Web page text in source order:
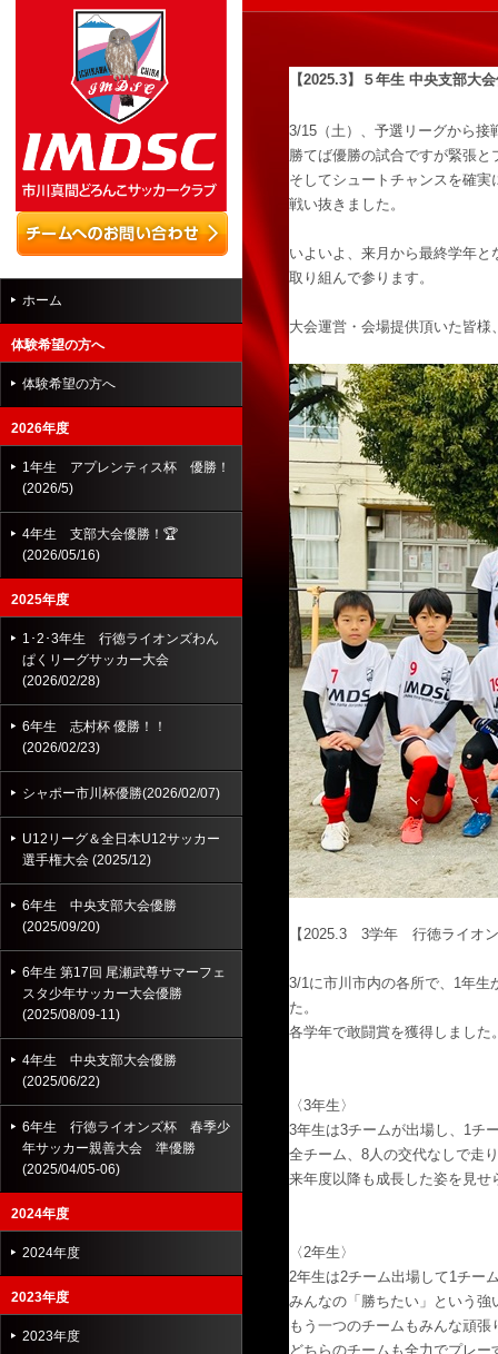
【2025.3】 ５年生 中央支部大
3/15（土）、予選リーグから接
勝てば優勝の試合ですが緊張
そしてシュートチャンスを確
戦い抜きました。
いよいよ、来月から最終学年
取り組んで参ります。
大会運営・会場提供頂いた皆
【2025.3 3学年 行徳ライオ
3/1に市川市内の各所で、1年生
た。
各学年で敢闘賞を獲得しました
〈3年生〉
3年生は3チームが出場し、1チ
全チーム、8人の交代なしで走
来年度以降も成長した姿を見
〈2年生〉
2年生は2チーム出場して1チー
みんなの「勝ちたい」という
もう一つのチームもみんな頑
どちらのチームも全力でプレ
ホーム
体験希望の方へ
体験希望の方へ
2026年度
1年生 アプレンティス杯 優勝！
(2026/5)
4年生 支部大会優勝！🏆
(2026/05/16)
2025年度
1･2･3年生 行徳ライオンズわん
ぱくリーグサッカー大会
(2026/02/28)
6年生 志村杯 優勝！！
(2026/02/23)
シャポー市川杯優勝(2026/02/07)
U12リーグ＆全日本U12サッカー
選手権大会 (2025/12)
6年生 中央支部大会優勝
(2025/09/20)
6年生 第17回 尾瀬武尊サマーフェ
スタ少年サッカー大会優勝
(2025/08/09-11)
4年生 中央支部大会優勝
(2025/06/22)
6年生 行徳ライオンズ杯 春季少
年サッカー親善大会 準優勝
(2025/04/05-06)
2024年度
2024年度
2023年度
2023年度